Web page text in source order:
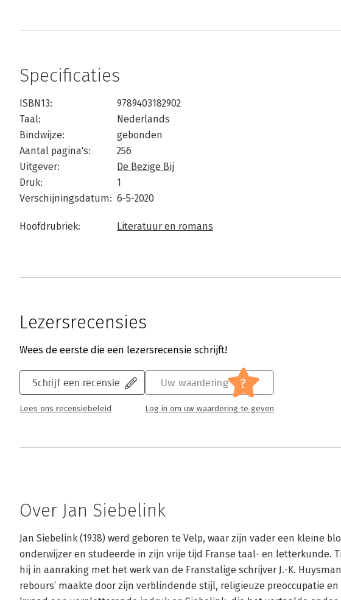
Specificaties
ISBN13:
9789403182902
Taal:
Nederlands
Bindwijze:
gebonden
Aantal pagina's:
256
Uitgever:
De Bezige Bij
Druk:
1
Verschijningsdatum: 6-5-2020
Hoofdrubriek: Literatuur en romans
Lezersrecensies
Wees de eerste die een lezersrecensie schrijft!
Schrijf een recensie
Lees ons recensiebeleid
Uw waardering ?
Log in om uw waardering te geven
Over Jan Siebelink
Jan Siebelink (1938) werd geboren te Velp, waar zijn vader een kleine
onderwijzer en studeerde in zijn vrije tijd Franse taal- en letterkunde.
hij in aanraking met het werk van de Franstalige schrijver J.-K.
rebours’ maakte door zijn verblindende stijl, religieuze preoccupatie